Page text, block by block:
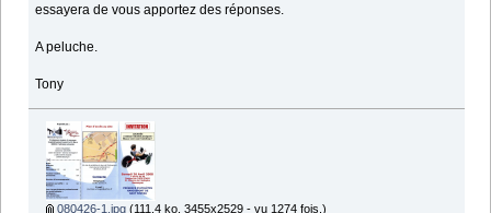
essayera de vous apportez des réponses.
A peluche.
Tony
080426-1.jpg(111.4 ko, 3455x2529 - vu 1274 fois.)